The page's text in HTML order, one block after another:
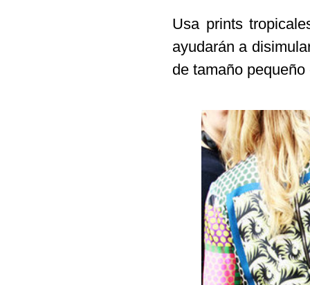
Usa prints
ayudarán a
de tamaño pequeño